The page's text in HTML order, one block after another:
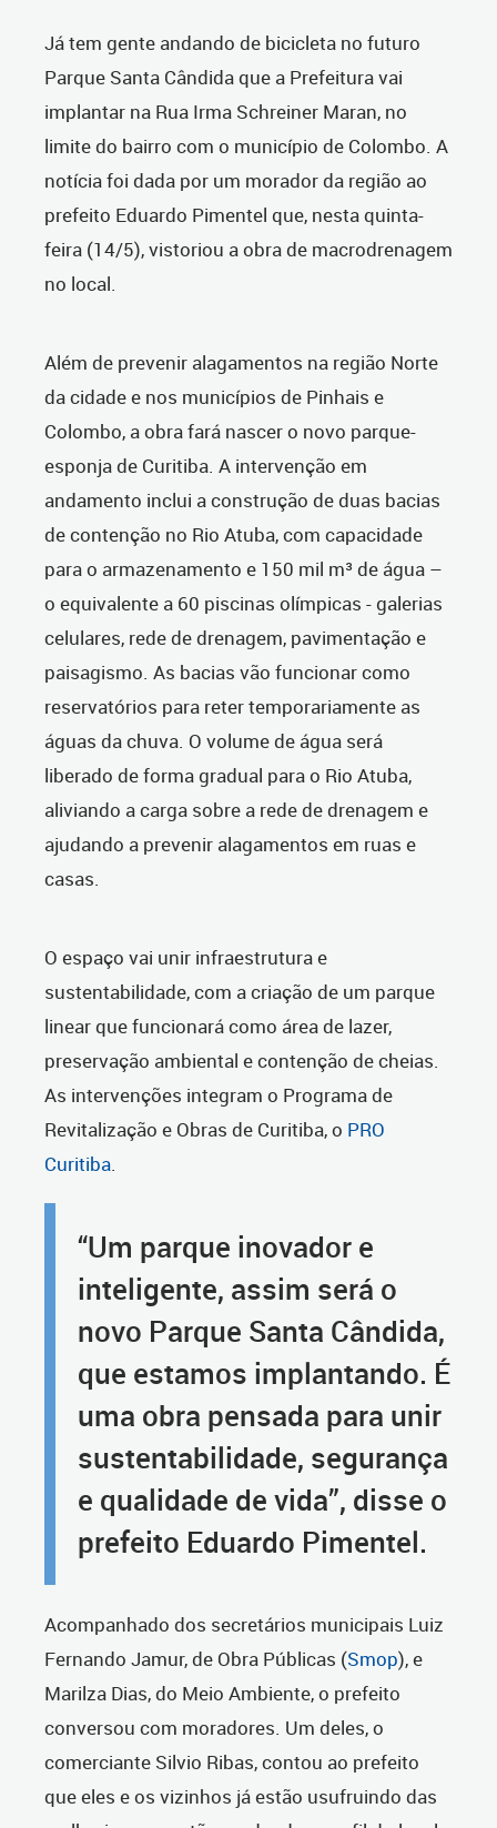
Já tem gente andando de bicicleta no futuro
Parque Santa Cândida que a Prefeitura vai
implantar na Rua Irma Schreiner Maran, no
limite do bairro com o município de Colombo. A
notícia foi dada por um morador da região ao
prefeito Eduardo Pimentel que, nesta quinta-
feira (14/5), vistoriou a obra de macrodrenagem
no local.
Além de prevenir alagamentos na região Norte
da cidade e nos municípios de Pinhais e
Colombo, a obra fará nascer o novo parque-
esponja de Curitiba. A intervenção em
andamento inclui a construção de duas bacias
de contenção no Rio Atuba, com capacidade
para o armazenamento e 150 mil m³ de água –
o equivalente a 60 piscinas olímpicas - galerias
celulares, rede de drenagem, pavimentação e
paisagismo. As bacias vão funcionar como
reservatórios para reter temporariamente as
águas da chuva. O volume de água será
liberado de forma gradual para o Rio Atuba,
aliviando a carga sobre a rede de drenagem e
ajudando a prevenir alagamentos em ruas e
casas.
O espaço vai unir infraestrutura e
sustentabilidade, com a criação de um parque
linear que funcionará como área de lazer,
preservação ambiental e contenção de cheias.
As intervenções integram o Programa de
Revitalização e Obras de Curitiba, o PRO
Curitiba.
“Um parque inovador e
inteligente, assim será o
novo Parque Santa Cândida,
que estamos implantando. É
uma obra pensada para unir
sustentabilidade, segurança
e qualidade de vida”, disse o
prefeito Eduardo Pimentel.
Acompanhado dos secretários municipais Luiz
Fernando Jamur, de Obra Públicas (Smop), e
Marilza Dias, do Meio Ambiente, o prefeito
conversou com moradores. Um deles, o
comerciante Silvio Ribas, contou ao prefeito
que eles e os vizinhos já estão usufruindo das